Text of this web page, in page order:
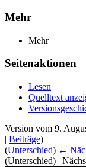
Mehr
Mehr
Seitenaktionen
Lesen
Quelltext
Version vom 9.
| Beiträge)
(Unterschied) ←
(Unterschied) |